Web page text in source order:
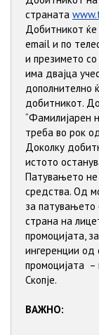
страната
Добитникот ќе
email и по
и презимето со
има двајца
дополнително
добитникот.
“Фамилијарен
треба во рок
Доколку
истото
Пaтувањето
средства. Од
за
страна на
промоцијата,
ингеренции од
промоцијата
Скопје.
ВАЖНО: